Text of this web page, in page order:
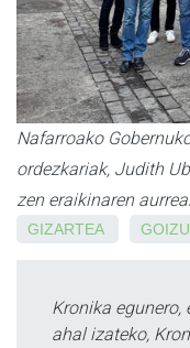
Nafarroako
ordezkariak, Judith
zen eraikinaren
GIZARTEA
Kronika egunero,
ahal izateko,